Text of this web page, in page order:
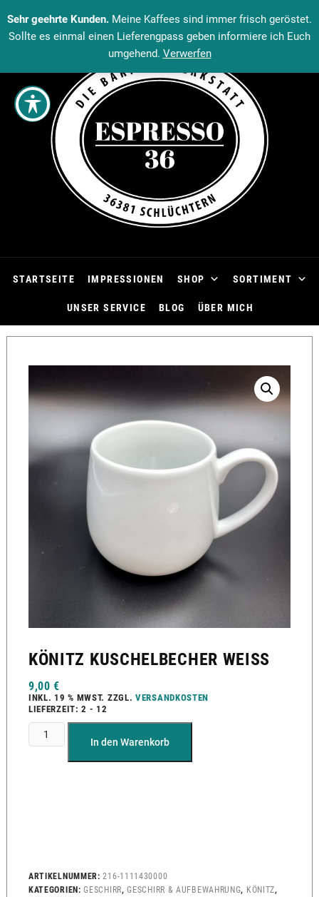
Sehr geehrte Kunden. Meine Kaffees sind immer frisch geröstet.
Sollte es einmal einen Lieferengpass geben informiere ich Euch
umgehend. Verwerfen
STARTSEITE IMPRESSIONEN SHOP SORTIMENT
UNSER SERVICE BLOG ÜBER MICH
KÖNITZ KUSCHELBECHER WEISS
9,00€
INKL. 19 % MWST. ZZGL.VERSANDKOSTEN
LIEFERZEIT:2 - 12
In den Warenkorb
ARTIKELNUMMER:216-1111430000
KATEGORIEN:GESCHIRR,GESCHIRR & AUFBEWAHRUNG, KÖNITZ,